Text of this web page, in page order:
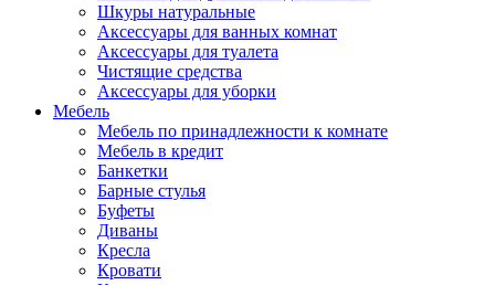
Шкуры натуральные
Аксессуары для ванных комнат
Аксессуары для туалета
Чистящие средства
Аксессуары для уборки
Мебель
Мебель по принадлежности к комнате
Мебель в кредит
Банкетки
Барные стулья
Буфеты
Диваны
Кресла
Кровати